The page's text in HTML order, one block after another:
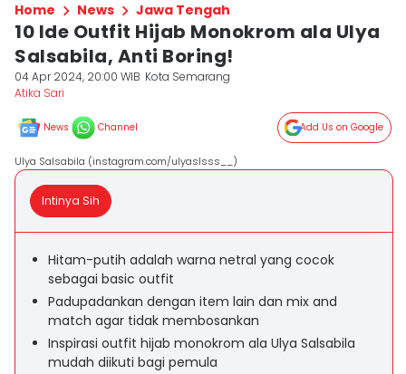
Home News Jawa Tengah
10 Ide Outfit Hijab Monokrom ala Ulya
Salsabila, Anti Boring!
04 Apr 2024, 20:00 WIB Kota Semarang
Atika Sari
News Channel Add Us on Google
Ulya Salsabila (instagram.com/ulyaslsss__)
Intinya Sih
Hitam-putih adalah warna netral yang cocok
sebagai basic outfit
Padupadankan dengan item lain dan mix and
match agar tidak membosankan
Inspirasi outfit hijab monokrom ala Ulya Salsabila
mudah diikuti bagi pemula